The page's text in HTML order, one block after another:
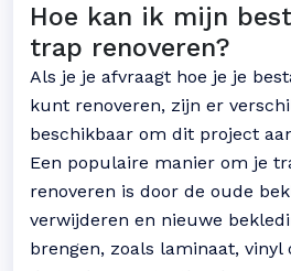
Hoe kan ik mijn
trap renoveren?
Als je je afvraagt hoe je je
kunt renoveren, zijn er
beschikbaar om dit project
Een populaire manier om je
renoveren is door de oude
verwijderen en nieuwe
brengen, zoals laminaat, vinyl